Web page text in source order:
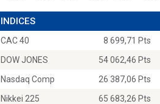
INDICES
CAC 40 8 699,71 Pts
DOW JONES
54 062,46 Pts
Nasdaq Comp
26 387,06 Pts
Nikkei 225
65 683,26 Pts